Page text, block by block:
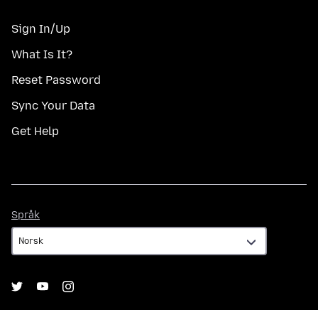
Sign In/Up
What Is It?
Reset Password
Sync Your Data
Get Help
Språk